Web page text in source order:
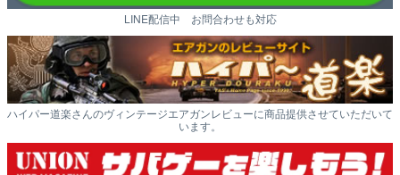
LINE配信中 お問合わせも対応
ハイパー道楽さんのヴィンテージエアガンレビューに商品提供させていただいて
います。